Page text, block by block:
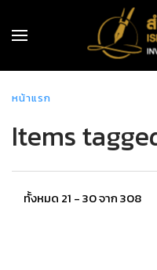
หน้าแรก
Items
ทั้งหมด 21 - 30 จาก 308